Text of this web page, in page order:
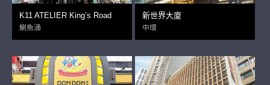
K11 ATELIER King’s Road
鰂魚涌
新世界大廈
中環